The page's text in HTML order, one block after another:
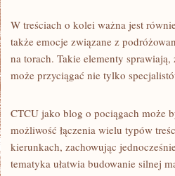
W treściach o kolei ważna jest
także emocje związane z
na torach. Takie elementy
może przyciągać nie tylko
CTCU jako blog o pociągach może
możliwość łączenia wielu typów
kierunkach, zachowując
tematyka ułatwia budowanie silnej